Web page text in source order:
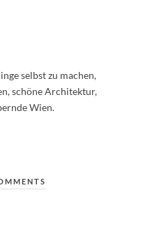
selbst zu machen,
schöne Architektur,
Wien.